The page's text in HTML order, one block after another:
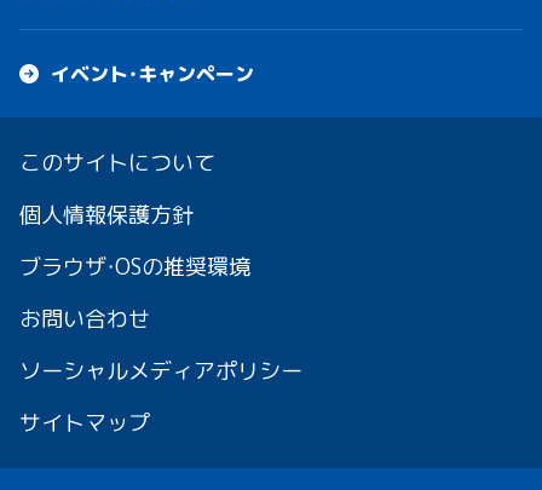
イベント・キャンペーン
このサイトについて
個人情報保護方針
ブラウザ・OSの推奨環境
お問い合わせ
ソーシャルメディアポリシー
サイトマップ